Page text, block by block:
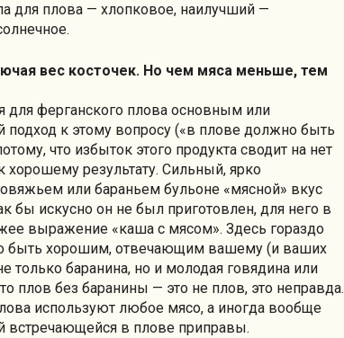
для плова — хлопковое, наилучший —
вес косточек. Но чем мяса меньше, тем
для ферганского плова основным или
к этому вопросу («в плове должно быть
что избыток этого продукта сводит на нет
хорошему результату. Сильный, ярко
или бараньем бульоне «мясной» вкус
бы искусно он не был приготовлен, для него в
выражение «каша с мясом». Здесь гораздо
быть хорошим, отвечающим вашему (и ваших
только баранина, но и молодая говядина или
плов без баранины — это не плов, это неправда.
используют любое мясо, а иногда вообще
встречающейся в плове приправы.